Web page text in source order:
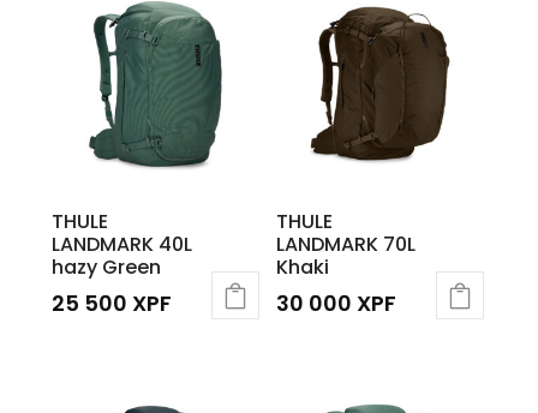
THULE
LANDMARK 40L
hazy Green
25 500 XPF
THULE
LANDMARK 70L
Khaki
30 000 XPF